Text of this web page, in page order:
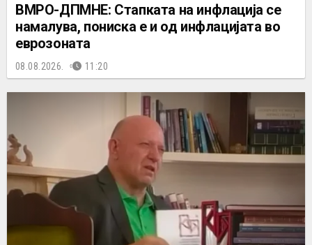
ВМРО-ДПМНЕ: Стапката на инфлација се
намалува, пониска е и од инфлацијата во
еврозоната
08.08.2026. 11:20